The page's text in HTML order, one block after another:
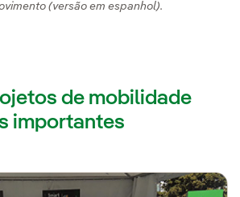
(versão em espanhol).
de mobilidade
importantes